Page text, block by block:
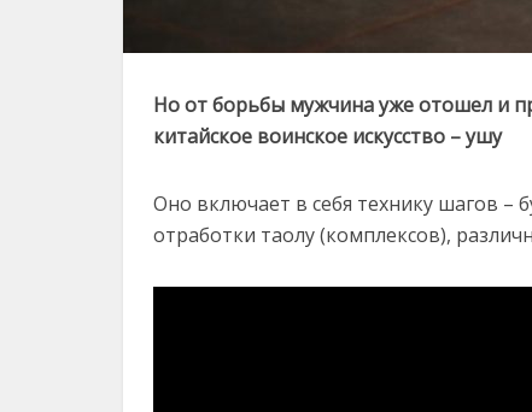
Но от борьбы мужчина уже отошел и
китайское воинское искусство – ушу
Оно включает в себя технику шагов –
отработки таолу (комплексов),